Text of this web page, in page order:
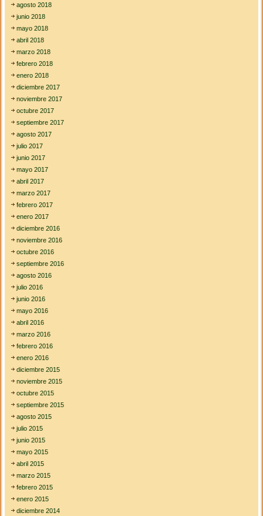
agosto 2018
junio 2018
mayo 2018
abril 2018
marzo 2018
febrero 2018
enero 2018
diciembre 2017
noviembre 2017
octubre 2017
septiembre 2017
agosto 2017
julio 2017
junio 2017
mayo 2017
abril 2017
marzo 2017
febrero 2017
enero 2017
diciembre 2016
noviembre 2016
octubre 2016
septiembre 2016
agosto 2016
julio 2016
junio 2016
mayo 2016
abril 2016
marzo 2016
febrero 2016
enero 2016
diciembre 2015
noviembre 2015
octubre 2015
septiembre 2015
agosto 2015
julio 2015
junio 2015
mayo 2015
abril 2015
marzo 2015
febrero 2015
enero 2015
diciembre 2014